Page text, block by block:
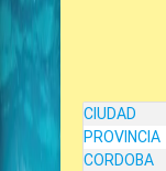
CIUDAD
PROVINCIA
CORDOBA